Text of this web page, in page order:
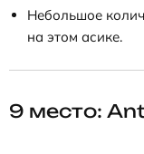
Небольшое
на этом асике.
9 место: